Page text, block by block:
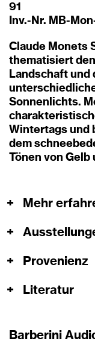
91
Inv.-Nr. MB-
Claude Monets
thematisiert
Landschaft und
Sonnenlichts.
Wintertags und
dem
Tönen von
+ Mehr
+
+ Provenienz
+ Literatur
Barberini